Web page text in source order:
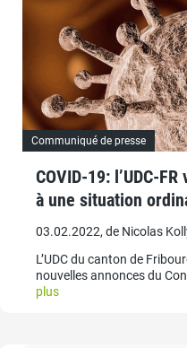
Communiqué de presse
COVID-19: l’UDC-
à une situation
03.02.2022, de Nicolas
L’UDC du canton de
nouvelles annonces du
plus